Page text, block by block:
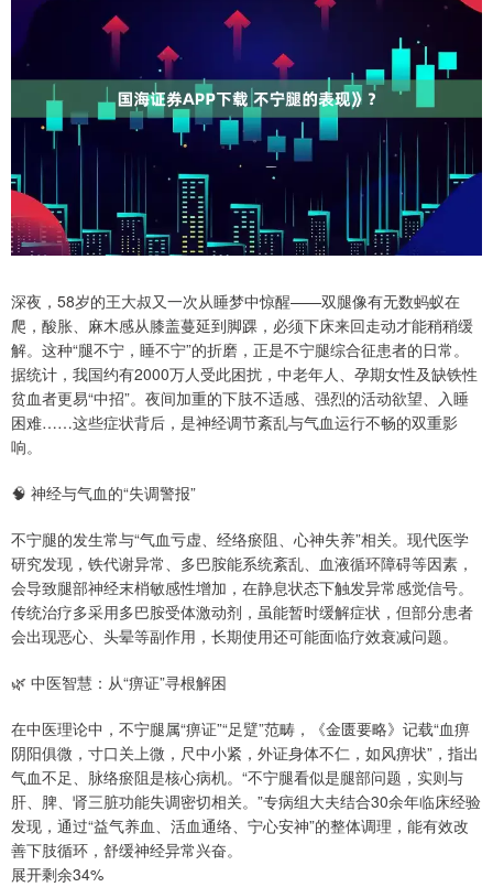
深夜，58岁的王大叔又一次从睡梦中惊醒——双腿像有无数蚂蚁在
爬，酸胀、麻木感从膝盖蔓延到脚踝，必须下床来回走动才能稍稍缓
解。这种“腿不宁，睡不宁”的折磨，正是不宁腿综合征患者的日常。
据统计，我国约有2000万人受此困扰，中老年人、孕期女性及缺铁性
贫血者更易“中招”。夜间加重的下肢不适感、强烈的活动欲望、入睡
困难……这些症状背后，是神经调节紊乱与气血运行不畅的双重影
响。
🧠 神经与气血的“失调警报”
不宁腿的发生常与“气血亏虚、经络瘀阻、心神失养”相关。现代医学
研究发现，铁代谢异常、多巴胺能系统紊乱、血液循环障碍等因素，
会导致腿部神经末梢敏感性增加，在静息状态下触发异常感觉信号。
传统治疗多采用多巴胺受体激动剂，虽能暂时缓解症状，但部分患者
会出现恶心、头晕等副作用，长期使用还可能面临疗效衰减问题。
🌿 中医智慧：从“痹证”寻根解困
在中医理论中，不宁腿属“痹证”“足躄”范畴，《金匮要略》记载“血痹
阴阳俱微，寸口关上微，尺中小紧，外证身体不仁，如风痹状”，指出
气血不足、脉络瘀阻是核心病机。“不宁腿看似是腿部问题，实则与
肝、脾、肾三脏功能失调密切相关。”专病组大夫结合30余年临床经验
发现，通过“益气养血、活血通络、宁心安神”的整体调理，能有效改
善下肢循环，舒缓神经异常兴奋。
展开剩余34%